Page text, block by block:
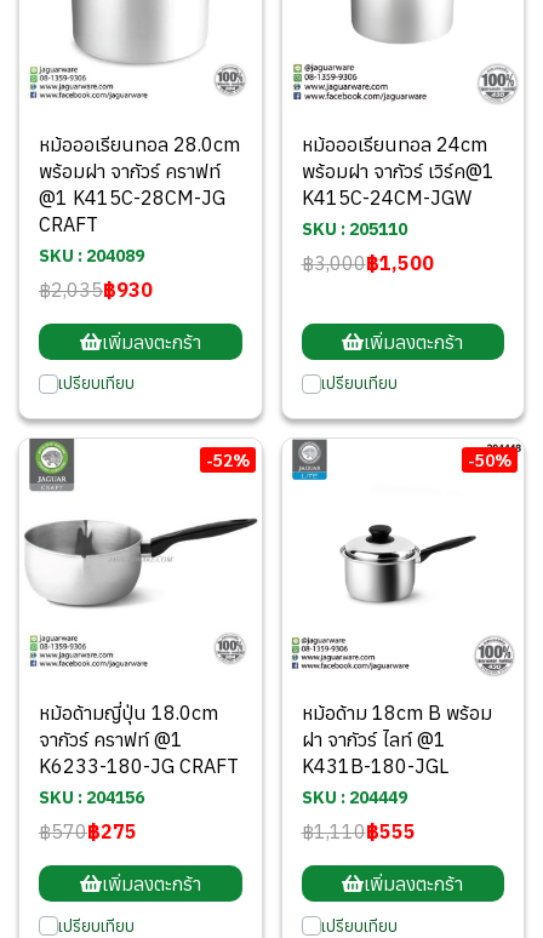
หม้อออเรียนทอล 28.0cm
พร้อมฝา จากัวร์ คราฟท์
@1 K415C-28CM-JG
CRAFT
SKU : 204089
฿2,035฿930
เพิ่มลงตะกร้า
เปรียบเทียบ
หม้อออเรียนทอล 24cm
พร้อมฝา จากัวร์ เวิร์ค@1
K415C-24CM-JGW
SKU : 205110
฿3,000฿1,500
เพิ่มลงตะกร้า
เปรียบเทียบ
-52%
หม้อด้ามญี่ปุ่น 18.0cm
จากัวร์ คราฟท์ @1
K6233-180-JG CRAFT
SKU : 204156
฿570฿275
เพิ่มลงตะกร้า
เปรียบเทียบ
-50%
หม้อด้าม 18cm B พร้อม
ฝา จากัวร์ ไลท์ @1
K431B-180-JGL
SKU : 204449
฿1,110฿555
เพิ่มลงตะกร้า
เปรียบเทียบ